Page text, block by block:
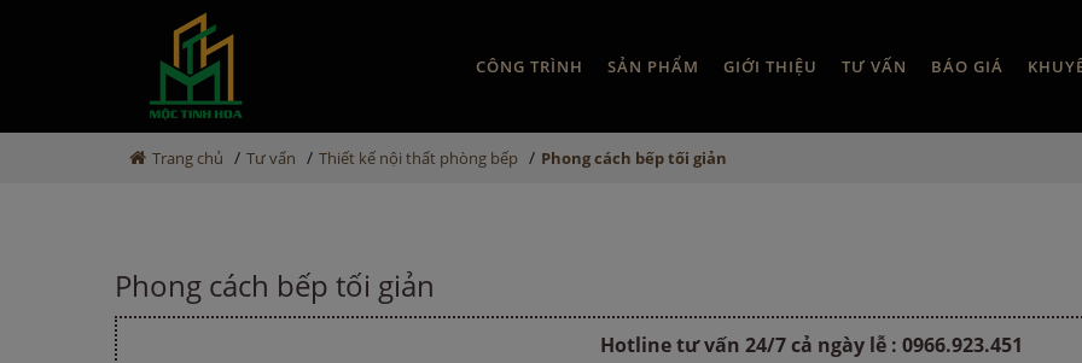
CÔNG TRÌNH SẢN PHẨM GIỚI THIỆU TƯ VẤN BÁO GIÁ
Trang chủ / Tư vấn / Thiết kế nội thất phòng bếp / Phong cách bếp tối giản
Phong cách bếp tối giản
Hotline tư vấn 24/7 cả ngày lễ : 0966.923.451